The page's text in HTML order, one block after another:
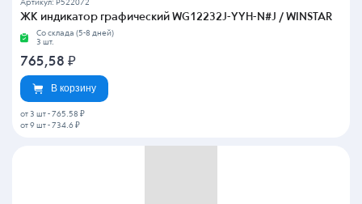
Артикул: P522072
ЖК индикатор графический WG12232J-YYH-N#J / WINSTAR
Со склада (5-8 дней)
3 шт.
765,58 ₽
В корзину
от 3 шт - 765.58 ₽
от 9 шт - 734.6 ₽